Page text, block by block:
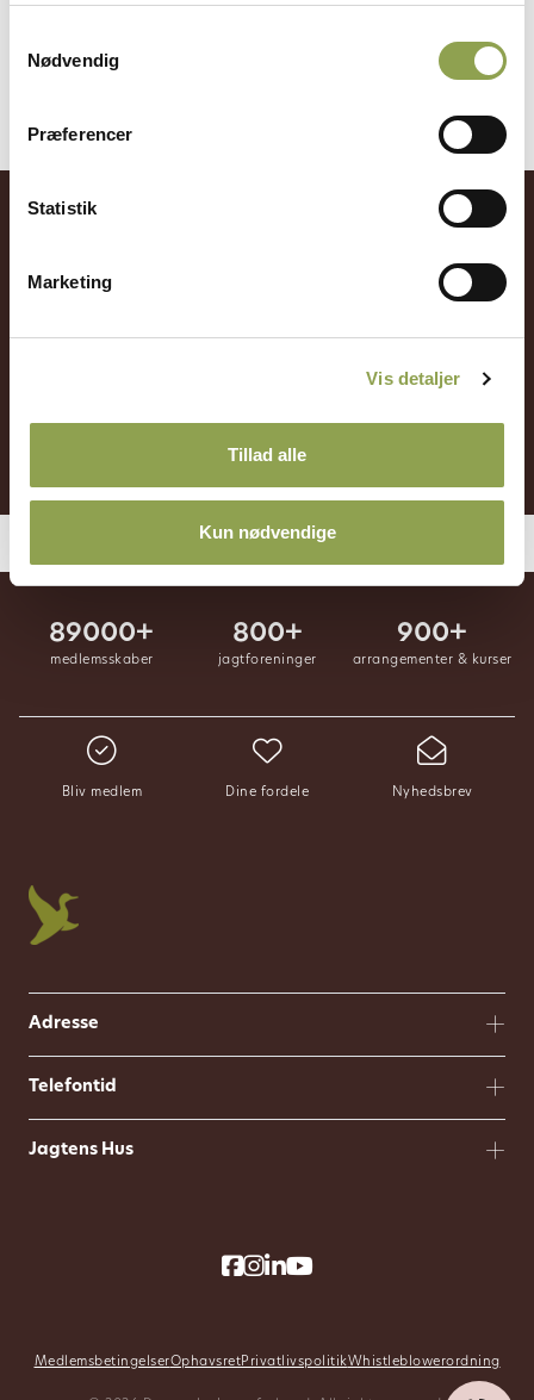
Nødvendig
Præferencer
Statistik
Marketing
Vis detaljer
Tillad alle
Kun nødvendige
mange fordele
Bliv medlem Dine fordele Nyhedsbrev
89000+
medlemsskaber
800+
jagtforeninger
900+
arrangementer & kurser
Adresse
Telefontid
Jagtens Hus
MedlemsbetingelserOphavsretPrivatlivspolitikWhistleblowerordning